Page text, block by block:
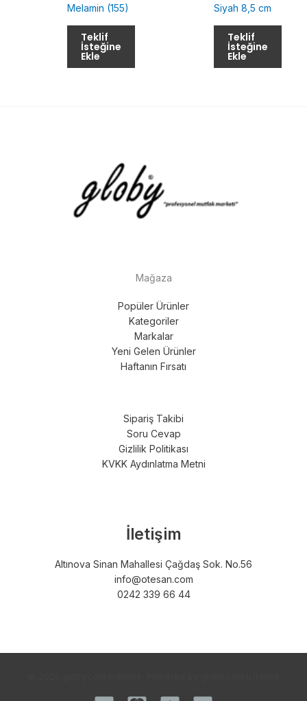
Melamin (155)
Teklif
İsteğine
Ekle
Siyah 8,5 cm
Teklif
İsteğine
Ekle
Mağaza
Popüler Ürünler
Kategoriler
Markalar
Yeni Gelen Ürünler
Haftanın Fırsatı
Sipariş Takibi
Soru Cevap
Gizlilik Politikası
KVKK Aydınlatma Metni
İletişim
Altınova Sinan Mahallesi Çağdaş Sok. No.56
info@otesan.com
0242 339 66 44